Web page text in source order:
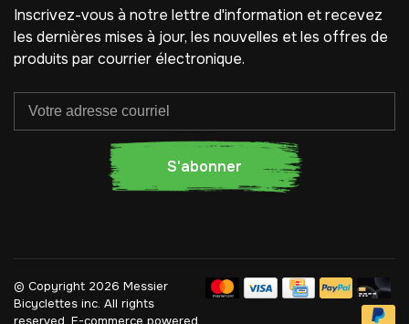
Inscrivez-vous à notre lettre d'information et recevez
les dernières mises à jour, les nouvelles et les offres de
produits par courrier électronique.
S'abonner
© Copyright 2026 Messier
Bicyclettes inc. All rights
reserved. E-commerce powered